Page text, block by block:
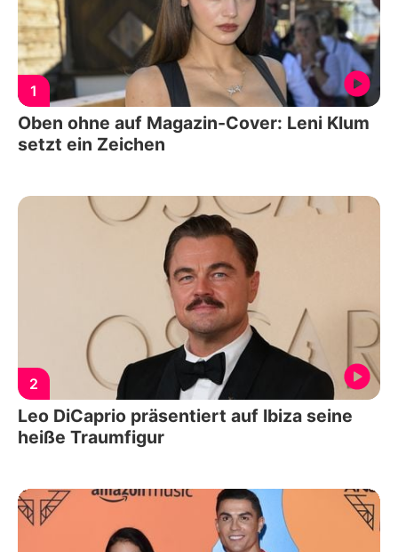
1
Oben ohne auf Magazin-Cover: Leni Klum
setzt ein Zeichen
2
Leo DiCaprio präsentiert auf Ibiza seine
heiße Traumfigur